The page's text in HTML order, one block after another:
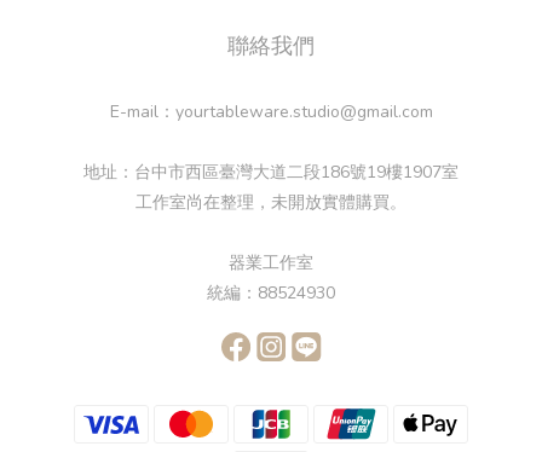
聯絡我們
E-mail：yourtableware.studio@gmail.com
地址：台中市西區臺灣大道二段186號19樓1907室
工作室尚在整理，未開放實體購買。
器業工作室
統編：88524930